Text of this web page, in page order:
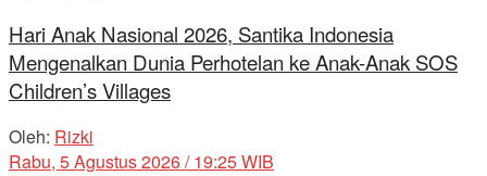
Hari Anak Nasional 2026, Santika Indonesia
Mengenalkan Dunia Perhotelan ke Anak-Anak SOS
Children’s Villages
Oleh: Rizki
Rabu, 5 Agustus 2026 / 19:25 WIB